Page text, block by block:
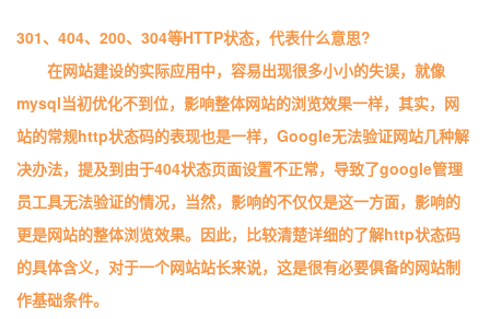
课
程
的
认
证
我
的
实
我
的
藏
术
支
持
云
声
建
301、404、200、304等HTTP状态，代表什么意思?
在网站建设的实际应用中，容易出现很多小小的失误，就像
mysql当初优化不到位，影响整体网站的浏览效果一样，其实，网
站的常规http状态码的表现也是一样，Google无法验证网站几种解
决办法，提及到由于404状态页面设置不正常，导致了google管理
员工具无法验证的情况，当然，影响的不仅仅是这一方面，影响的
更是网站的整体浏览效果。因此，比较清楚详细的了解http状态码
的具体含义，对于一个网站站长来说，这是很有必要俱备的网站制
作基础条件。